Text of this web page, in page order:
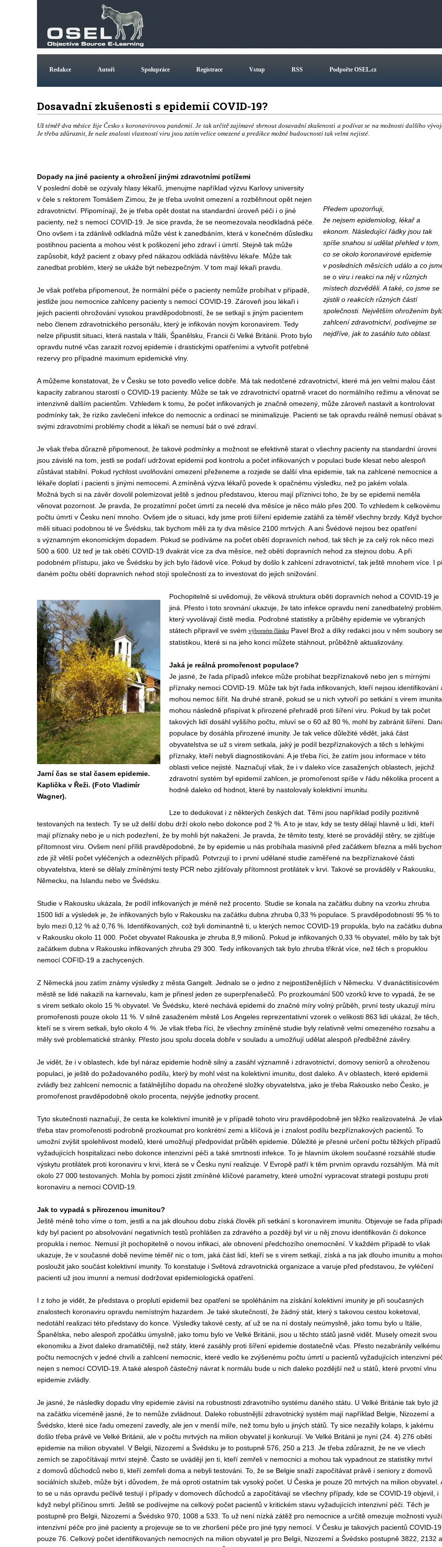
Redakce Autoři Spolupráce Registrace Vstup RSS Podpořte OSEL.cz
Dosavadní zkušenosti s epidemií COVID-19?
Už téměř dva měsíce žije Česko s koronavirovou pandemií. Je tak určitě zajímavé shrnout dosavadní zkušenosti a podívat se na možnosti dalšího
Je třeba zdůraznit, že naše znalosti vlastností viru jsou zatím velice omezené a predikce možné budoucnosti tak velmi nejisté.
Dopady na jiné pacienty a ohrožení jinými zdravotními potížemi
Předem upozorňuji,
že nejsem epidemiolog, lékař a
ekonom. Následující řádky jsou tak
spíše snahou si udělat přehled v tom,
co se okolo koronavirové epidemie
v posledních měsících událo a co
se o viru i reakci na něj v různých
místech dozvěděli. A také, co jsme se
zjistili o reakcích různých částí
společnosti. Největším ohrožením
zahlcení zdravotnictví, podívejme se
nejdříve, jak to zasáhlo tuto oblast.
V poslední době se ozývaly hlasy lékařů, jmenujme například výzvu Karlovy university
v čele s rektorem Tomášem Zimou, že je třeba uvolnit omezení a rozběhnout opět nejen
zdravotnictví. Připomínají, že je třeba opět dostat na standardní úroveň péči i o jiné
pacienty, než s nemocí COVID-19. Je sice pravda, že se neomezovala neodkladná péče.
Ono ovšem i ta zdánlivě odkladná může vést k zanedbáním, která v konečném důsledku
postihnou pacienta a mohou vést k poškození jeho zdraví i úmrtí. Stejně tak může
zapůsobit, když pacient z obavy před nákazou odkládá návštěvu lékaře. Může tak
zanedbat problém, který se ukáže být nebezpečným. V tom mají lékaři pravdu.
Je však potřeba připomenout, že normální péče o pacienty nemůže probíhat v případě,
jestliže jsou nemocnice zahlceny pacienty s nemocí COVID-19. Zároveň jsou lékaři i
jejich pacienti ohrožování vysokou pravděpodobností, že se setkají s jiným pacientem
nebo členem zdravotnického personálu, který je infikován novým koronavirem. Tedy
nelze připustit situaci, která nastala v Itálii, Španělsku, Francii či Velké Británii. Proto bylo
opravdu nutné včas zarazit rozvoj epidemie i drastickými opatřeními a vytvořit potřebné
rezervy pro případné maximum epidemické vlny.
A můžeme konstatovat, že v Česku se toto povedlo velice dobře. Má tak nedotčené zdravotnictví, které má jen velmi malou část
kapacity zabranou starostí o COVID-19 pacienty. Může se tak ve zdravotnictví opatrně vracet do normálního režimu a věnovat se
intenzivně dalším pacientům. Vzhledem k tomu, že počet infikovaných je značně omezený, může zároveň nastavit a kontrolovat
podmínky tak, že riziko zavlečení infekce do nemocnic a ordinací se minimalizuje. Pacienti se tak opravdu reálně nemusí obávat
svými zdravotními problémy chodit a lékaři se nemusí bát o své zdraví.
Je však třeba důrazně připomenout, že takové podmínky a možnost se efektivně starat o všechny pacienty na standardní úrovni
jsou závislé na tom, jestli se podaří udržovat epidemii pod kontrolu a počet infikovaných v populaci bude klesat nebo alespoň
zůstávat stabilní. Pokud rychlost uvolňování omezení přeženeme a rozjede se další vlna epidemie, tak na zahlcené nemocnice a
lékaře doplatí i pacienti s jinými nemocemi. A zmíněná výzva lékařů povede k opačnému výsledku, než po jakém volala.
Možná bych si na závěr dovolil polemizovat ještě s jednou představou, kterou mají příznivci toho, že by se epidemii neměla
věnovat pozornost. Je pravda, že prozatímní počet úmrtí za necelé dva měsíce je něco málo přes 200. To vzhledem k celkovému
počtu úmrtí v Česku není mnoho. Ovšem jde o situaci, kdy jsme proti šíření epidemie zatáhli za téměř všechny brzdy. Když
měli situaci podobnou té ve Švédsku, tak bychom měli za ty dva měsíce 2100 mrtvých. A ani Švédové nejsou bez opatření
s významným ekonomickým dopadem. Pokud se podíváme na počet obětí dopravních nehod, tak těch je za celý rok něco mezi
500 a 600. Už teď je tak obětí COVID-19 dvakrát více za dva měsíce, než obětí dopravních nehod za stejnou dobu. A při
podobném přístupu, jako ve Švédsku by jich bylo řádově více. Pokud by došlo k zahlcení zdravotnictví, tak ještě mnohem více. I
daném počtu obětí dopravních nehod stojí společnosti za to investovat do jejich snižování.
Jarní čas se stal časem epidemie.
Kaplička v Řeži. (Foto Vladimír
Wagner).
Pochopitelně si uvědomuji, že věková struktura oběti dopravních nehod a COVID-19 je
jiná. Přesto i toto srovnání ukazuje, že tato infekce opravdu není zanedbatelný problém,
který vyvolávají čistě media. Podrobné statistiky a průběhy epidemie ve vybraných
státech připravil ve svém výborném článkuPavel Brož a díky redakci jsou v něm soubory se
statistikou, které si na jeho konci můžete stáhnout, průběžně aktualizovány.
Jaká je reálná promořenost populace?
Je jasné, že řada případů infekce může probíhat bezpříznakově nebo jen s mírnými
příznaky nemoci COVID-19. Může tak být řada infikovaných, kteří nejsou identifikování
mohou nemoc šířit. Na druhé straně, pokud se u nich vytvoří po setkání s virem imunita,
mohou následně přispívat k přirozené přehradě proti šíření viru. Pokud by tak počet
takových lidí dosáhl vyššího počtu, mluví se o 60 až 80 %, mohl by zabránit šíření.
populace by dosáhla přirozené imunity. Je tak velice důležité vědět, jaká část
obyvatelstva se už s virem setkala, jaký je podíl bezpříznakových a těch s lehkými
příznaky, kteří nebyli diagnostikováni. A je třeba říci, že zatím jsou informace v této
oblasti velice nejisté. Naznačují však, že i v daleko více zasažených oblastech, jejichž
zdravotní systém byl epidemií zahlcen, je promořenost spíše v řádu několika procent a
hodně daleko od hodnot, které by nastolovaly kolektivní imunitu.
Lze to dedukovat i z některých českých dat. Těmi jsou například podíly pozitivně
testovaných na testech. Ty se už delší dobu drží okolo nebo dokonce pod 2 %. A to je stav, kdy se testy dělají hlavně u lidí, kteří
mají příznaky nebo je u nich podezření, že by mohli být nakaženi. Je pravda, že těmito testy, které se provádějí stěry, se zjišťuje
přítomnost viru. Ovšem není příliš pravděpodobné, že by epidemie u nás probíhala masivně před začátkem března a měli
zde již větší počet vyléčených a odeznělých případů. Potvrzují to i první udělané studie zaměřené na bezpříznakové části
obyvatelstva, které se dělaly zmíněnými testy PCR nebo zjišťovaly přítomnost protilátek v krvi. Takové se prováděly v Rakousku,
Německu, na Islandu nebo ve Švédsku.
Studie v Rakousku ukázala, že podíl infikovaných je méně než procento. Studie se konala na začátku dubny na vzorku zhruba
1500 lidí a výsledek je, že infikovaných bylo v Rakousku na začátku dubna zhruba 0,33 % populace. S pravděpodobností 95 % to
bylo mezi 0,12 % až 0,76 %. Identifikovaných, což byli dominantně ti, u kterých nemoc COVID-19 propukla, bylo na začátku dubna
v Rakousku okolo 11 000. Počet obyvatel Rakouska je zhruba 8,9 milionů. Pokud je infikovaných 0,33 % obyvatel, mělo by tak být
začátkem dubna v Rakousku infikovaných zhruba 29 300. Tedy infikovaných tak bylo zhruba třikrát více, než těch s propuklou
nemocí COFID-19 a zachycených.
Z Německá jsou zatím známy výsledky z města Gangelt. Jednalo se o jedno z nejpostiženějších v Německu. V dvanáctitisícovém
městě se lidé nakazili na karnevalu, kam je přinesl jeden ze superpřenašečů. Po prozkoumání 500 vzorků krve to vypadá, že se
s virem setkalo okolo 15 % obyvatel. Ve Švédsku, které nechává epidemii do značné míry volný průběh, první testy ukazují míru
promořenosti pouze okolo 11 %. V silně zasaženém městě Los Angeles reprezentativní vzorek o velikosti 863 lidí ukázal, že těch,
kteří se s virem setkali, bylo okolo 4 %. Je však třeba říci, že všechny zmíněné studie byly relativně velmi omezeného rozsahu a
měly své problematické stránky. Přesto jsou spolu docela dobře v souladu a umožňují udělat alespoň předběžné závěry.
Je vidět, že i v oblastech, kde byl náraz epidemie hodně silný a zasáhl významně i zdravotnictví, domovy seniorů a ohroženou
populaci, je ještě do požadovaného podílu, který by mohl vést na kolektivní imunitu, dost daleko. A v oblastech, které epidemii
zvládly bez zahlcení nemocnic a fatálnějšího dopadu na ohrožené složky obyvatelstva, jako je třeba Rakousko nebo Česko, je
promořenost pravděpodobně okolo procenta, nejvýše jednotky procent.
Tyto skutečnosti naznačují, že cesta ke kolektivní imunitě je v případě tohoto viru pravděpodobně jen těžko realizovatelná. Je
třeba stav promořenosti podrobně prozkoumat pro konkrétní zemi a klíčová je i znalost podílu bezpříznakových pacientů. To
umožní zvýšit spolehlivost modelů, které umožňují předpovídat průběh epidemie. Důležité je přesné určení počtu těžkých případů
vyžadujících hospitalizaci nebo dokonce intenzivní péči a také smrtnosti infekce. To je hlavním úkolem současné rozsáhlé studie
výskytu protilátek proti koronaviru v krvi, která se v Česku nyní realizuje. V Evropě patří k těm prvním opravdu rozsáhlým. Má mít
okolo 27 000 testovaných. Mohla by pomoci zjistit zmíněné klíčové parametry, které umožní vypracovat strategii postupu proti
koronaviru a nemoci COVID-19.
Jak to vypadá s přirozenou imunitou?
Ještě méně toho víme o tom, jestli a na jak dlouhou dobu získá člověk při setkání s koronavirem imunitu. Objevuje se řada
kdy byl pacient po absolvování negativních testů prohlášen za zdravého a později byl vir u něj znovu identifikován či dokonce
propukla i nemoc. Nemusí jít pochopitelně o novou infikaci, ale obnovení předchozího onemocnění. V každém případě to však
ukazuje, že v současné době nevíme téměř nic o tom, jaká část lidí, kteří se s virem setkají, získá a na jak dlouho imunitu a
posloužit jako součást kolektivní imunity. To konstatuje i Světová zdravotnická organizace a varuje před představou, že vyléčení
pacienti už jsou imunní a nemusí dodržovat epidemiologická opatření.
I z toho je vidět, že představa o proplutí epidemií bez opatření se spoléháním na získání kolektivní imunity je při současných
znalostech koronaviru opravdu nemístným hazardem. Je také skutečností, že žádný stát, který s takovou cestou koketoval,
nedotáhl realizaci této představy do konce. Výsledky takové cesty, ať už se na ní dostaly neúmyslně, jako tomu bylo u Itálie,
Španělska, nebo alespoň zpočátku úmyslně, jako tomu bylo ve Velké Británii, jsou u těchto států jasně vidět. Musely omezit svou
ekonomiku a život daleko dramatičtěji, než státy, které zasáhly proti šíření epidemie dostatečně včas. Přesto nezabránily velkému
počtu nemocných v jedné chvíli a zahlcení nemocnic, které vedlo ke zvýšenému počtu úmrtí u pacientů vyžadujících intenzivní
nejen s nemocí COVID-19. A také alespoň částečný návrat k normálu bude u nich daleko pozdější než u států, které prvotní vlnu
epidemie zvládly.
Je jasné, že následky dopadu vlny epidemie závisí na robustnosti zdravotního systému daného státu. U Velké Británie tak bylo již
na začátku víceméně jasné, že to nemůže zvládnout. Daleko robustnější zdravotnický systém mají například Belgie, Nizozemí a
Švédsko, které sice řadu omezení zavedly, ale jen v menší míře, než tomu bylo u jiných států. Ty sice nezažily kolaps, k jakému
došlo třeba právě ve Velké Británii, ale v počtu mrtvých na milion obyvatel ji konkurují. Ve Velké Británii je nyní (24. 4) 276 obětí
epidemie na milion obyvatel. V Belgii, Nizozemí a Švédsku je to postupně 576, 250 a 213. Je třeba zdůraznit, že ne ve všech
zemích se započítávají mrtví stejně. Často se uvádějí jen ti, kteří zemřeli v nemocnici a mohou tak vypadnout ze statistiky mrtví
z domovů důchodců nebo ti, kteří zemřeli doma a nebyli testováni. To, že se Belgie snaží započítávat právě i seniory z domovů
sociálních služeb, může být i důvodem, že má oproti ostatním tak vysoký počet. U Česka je pouze 20 mrtvých na milion obyvatel.
to se u nás opravdu pečlivě testují i případy v domovech důchodců a započítávají se všechny případy, kde se COVID-19 objevil, i
když nebyl příčinou smrti. Ještě se podívejme na celkový počet pacientů v kritickém stavu vyžadujících intenzivní péči. Těch je
postupně pro Belgii, Nizozemí a Švédsko 970, 1008 a 533. To už není nízká zátěž pro nemocnice a určitě omezuje možnosti
intenzivní péče pro jiné pacienty a projevuje se to ve zhoršení péče pro jiné typy nemocí. V Česku je takových pacientů COVID-19
pouze 76. Celkový počet identifikovaných nemocných na milion obyvatel je pro Belgii, Nizozemí a Švédsko postupně 3822, 2132 a